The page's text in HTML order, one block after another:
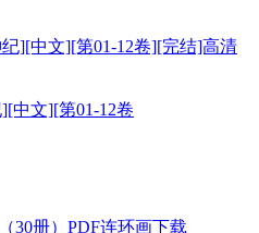
中文][第01-12卷